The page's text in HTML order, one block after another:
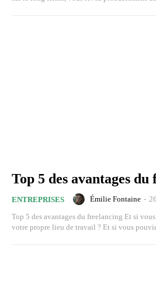
Top 5 des avantages
ENTREPRISES Émilie Fontaine -
Top 5 des avantages du freelancing Et si
votre propre lieu de travail ? Et si vous